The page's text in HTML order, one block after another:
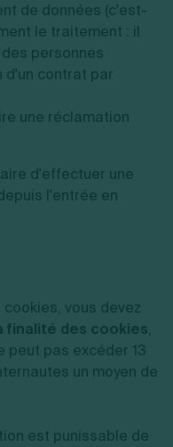
de données (c'est-
le traitement : il
personnes
d'un contrat par
une réclamation
d'effectuer une
l'entrée en
vous devez
finalité des cookies,
peut pas excéder 13
un moyen de
est punissable de